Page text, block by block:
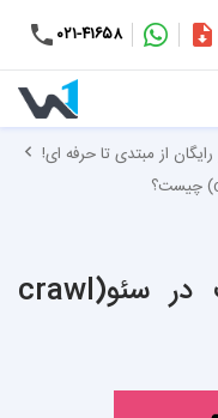
۰۲۱-۴۱۶۵۸
+۹۸-کاتالوگ
از مبتدی تا حرفه ای!
نرخ بودجه خزش سایت در سئو(crawl